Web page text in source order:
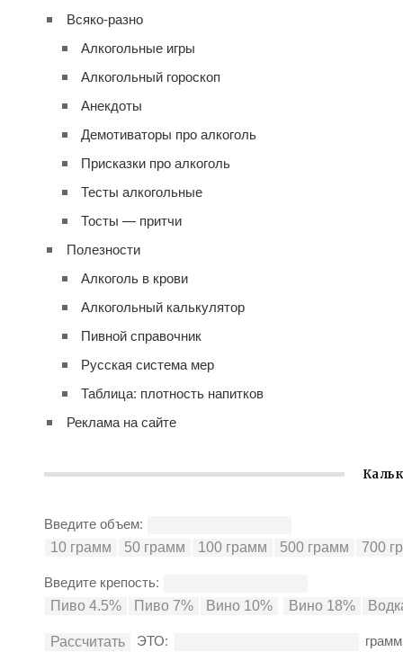
Всяко-разно
Алкогольные игры
Алкогольный гороскоп
Анекдоты
Демотиваторы про алкоголь
Присказки про алкоголь
Тесты алкогольные
Тосты — притчи
Полезности
Алкоголь в крови
Алкогольный калькулятор
Пивной справочник
Русская система мер
Таблица: плотность напитков
Реклама на сайте
Введите объем:
Введите крепость:
ЭТО: